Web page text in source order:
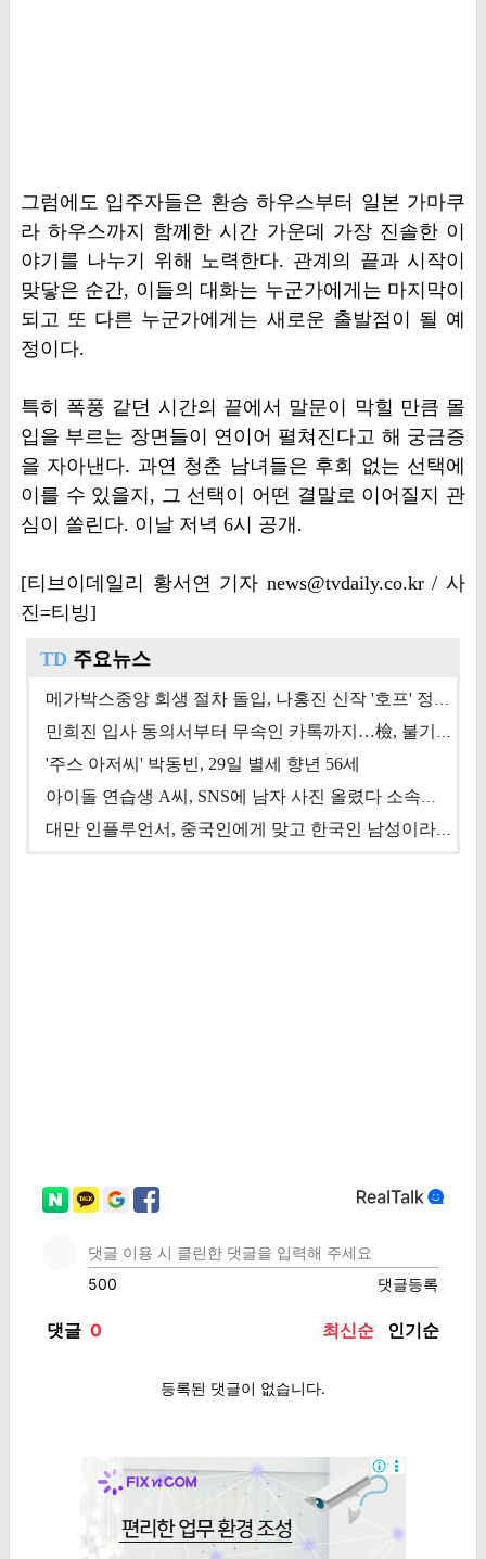
그럼에도 입주자들은 환승 하우스부터 일본 가마쿠
라 하우스까지 함께한 시간 가운데 가장 진솔한 이
야기를 나누기 위해 노력한다. 관계의 끝과 시작이
맞닿은 순간, 이들의 대화는 누군가에게는 마지막이
되고 또 다른 누군가에게는 새로운 출발점이 될 예
정이다.
특히 폭풍 같던 시간의 끝에서 말문이 막힐 만큼 몰
입을 부르는 장면들이 연이어 펼쳐진다고 해 궁금증
을 자아낸다. 과연 청춘 남녀들은 후회 없는 선택에
이를 수 있을지, 그 선택이 어떤 결말로 이어질지 관
심이 쏠린다. 이날 저녁 6시 공개.
[티브이데일리 황서연 기자 news@tvdaily.co.kr / 사
진=티빙]
TD 주요뉴스
메가박스중앙 회생 절차 돌입, 나홍진 신작 '호프' 정상 개봉에 쏠린 시선 [상반기 결산 기획]
민희진 입사 동의서부터 무속인 카톡까지…檢, 불기소 처분 근거들 [이슈&톡]
'주스 아저씨' 박동빈, 29일 별세 향년 56세
아이돌 연습생 A씨, SNS에 남자 사진 올렸다 소속사 퇴출
대만 인플루언서, 중국인에게 맞고 한국인 남성이라 진술 '후폭풍'